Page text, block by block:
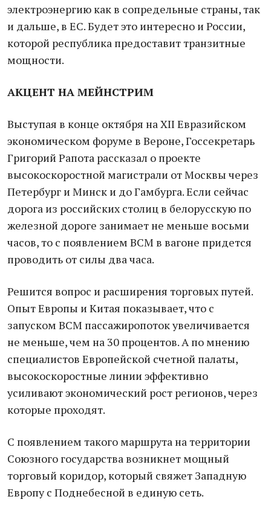
электроэнергию как в сопредельные страны, так
и дальше, в ЕС. Будет это интересно и России,
которой республика предоставит транзитные
мощности.
АКЦЕНТ НА МЕЙНСТРИМ
Выступая в конце октября на XII Евразийском
экономическом форуме в Вероне, Госсекретарь
Григорий Рапота рассказал о проекте
высокоскоростной магистрали от Москвы через
Петербург и Минск и до Гамбурга. Если сейчас
дорога из российских столиц в белорусскую по
железной дороге занимает не меньше восьми
часов, то с появлением ВСМ в вагоне придется
проводить от силы два часа.
Решится вопрос и расширения торговых путей.
Опыт Европы и Китая показывает, что с
запуском ВСМ пассажиропоток увеличивается
не меньше, чем на 30 процентов. А по мнению
специалистов Европейской счетной палаты,
высокоскоростные линии эффективно
усиливают экономический рост регионов, через
которые проходят.
С появлением такого маршрута на территории
Союзного государства возникнет мощный
торговый коридор, который свяжет Западную
Европу с Поднебесной в единую сеть.